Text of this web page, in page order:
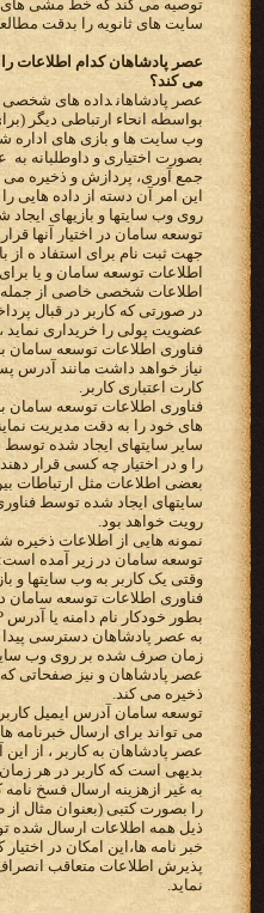
سایت های ثانویه را بدقت
عصر پادشاهان کدام اطلاعات
می کند؟
عصر پادشاهان‬داده
جمع آوری، پردازش و ذخیره می
این امر آن دسته از داده هایی
روی وب سایتها و بازیهای
توسعه سامان در اختیار آنها
جهت ثبت نام برای استفاد ه از
اطلاعات توسعه سامان و یا
اطلاعات شخصی خاصی از جمله
در صورتی که کاربر در قبال
عضویت پولی را خریداری نماید
فناوری اطلاعات توسعه سامان
نیاز خواهد داشت مانند آدرس
کارت اعتباری کاربر.
فناوری اطلاعات توسعه سامان
های خود را به دقت مدیریت
سایر سایتهای ایجاد شده
را و در اختیار چه کسی قرار
بعضی اطلاعات مثل ارتباطات
سایتهای ایجاد شده توسط
رویت خواهد بود.
نمونه هایی از اطلاعات
توسعه سامان در زیر آمده است:
وقتی یک کاربر به وب سایتها و
فناوری اطلاعات توسعه
به عصر پادشاهان دسترسی پیدا
زمان صرف شده بر روی وب
عصر پادشاهان و نیز صفحاتی که
ذخیره می کند.
توسعه سامان آدرس ایمیل
می تواند برای ارسال خبرنامه
عصر پادشاهان به کاربر ، از
بدیهی است که کاربر در هر
به غیر ازهزینه ارسال فسخ
را بصورت کتبی (بعنوان مثال
ذیل همه اطلاعات ارسال شده
خبر نامه ها،‌این امکان در
پذیرش اطلاعات متعاقب
نماید.